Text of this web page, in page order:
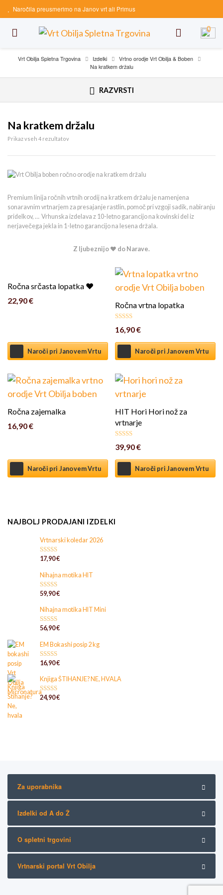
Naročila preusmerimo na Janov vrt ali Primus
0
Vrt Obilja Spletna Trgovina Izdelki
Vrtno orodje Vrt Obilja & Boben
Na kratkem držalu
RAZVRSTI
Na kratkem držalu
Prikaz vseh 4 rezultatov
Premium linija ročnih vrtnih orodij na kratkem držalu je namenjena
sonaravnim vrtnarjem za presajanje rastlin, pomoč pri vzgoji sadik, nabiranju
pridelkov, … Vrhunska izdelava z 10-letno garancijo na kovinski del iz
nerjavečega jekla in 1-letno garancijo na lesena držala.
Z ljubeznijo ❤️ do Narave.
Ročna srčasta lopatka ❤️
22,90€
Naroči pri Janovem Vrtu
Ročna vrtna lopatka
Ocenjeno
16,90€
Naroči pri Janovem Vrtu
Ročna zajemalka
16,90€
Naroči pri Janovem Vrtu
HIT Hori Hori nož za
vrtnarje
Ocenjeno
39,90€
Naroči pri Janovem Vrtu
NAJBOLJ PRODAJANI IZDELKI
Vrtnarski koledar 2026
Ocenjeno
4.95od 5
17,90€
Nihajna motika HIT
Ocenjeno
5.00od 5
59,90€
Nihajna motika HIT Mini
Ocenjeno
4.94od 5
56,90€
EM Bokashi posip 2 kg
Ocenjeno
4.89od 5
16,90€
Knjiga ŠTIHANJE? NE, HVALA
Ocenjeno
24,90€
Za uporabnika
Izdelki od A do Ž
O spletni trgovini
Vrtnarski portal Vrt Obilja